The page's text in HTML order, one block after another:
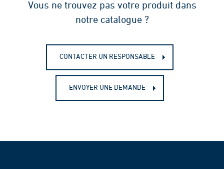
Vous ne trouvez pas votre produit dans
notre catalogue ?
CONTACTER UN RESPONSABLE
ENVOYER UNE DEMANDE